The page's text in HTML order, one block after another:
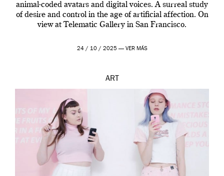
animal-coded avatars and digital voices. A surreal study
of desire and control in the age of artificial affection. On
view at Telematic Gallery in San Francisco.
24 / 10 / 2025 — VER MÁS
ART